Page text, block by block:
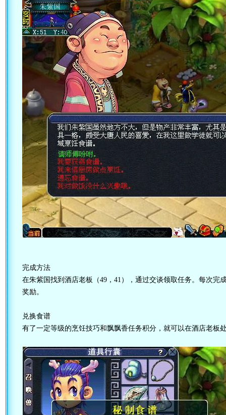
完成方法
在朱紫国找到酒店老板（49，41），通过交谈领取任务。每次完
奖励。
兑换食谱
有了一定等级的烹饪技巧和飘飘香任务积分，就可以在酒店老板